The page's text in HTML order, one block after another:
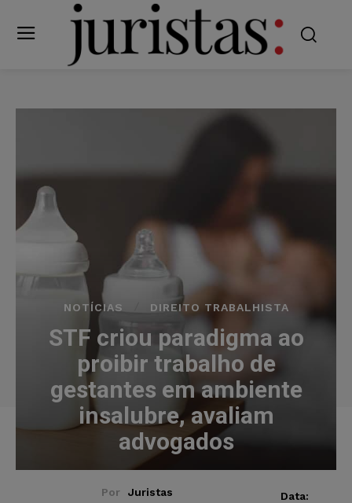
NOTÍCIAS DIREITO TRABALHISTA
STF criou paradigma ao
proibir trabalho de
gestantes em ambiente
insalubre, avaliam
advogados
Por Juristas
Data: